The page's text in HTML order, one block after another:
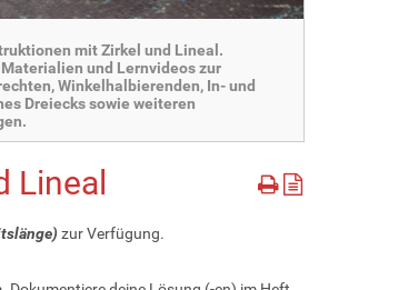
mit Zirkel und Lineal.
und Lernvideos zur
Winkelhalbierenden, In- und
Dreiecks sowie weiteren
Lineal
zur Verfügung.